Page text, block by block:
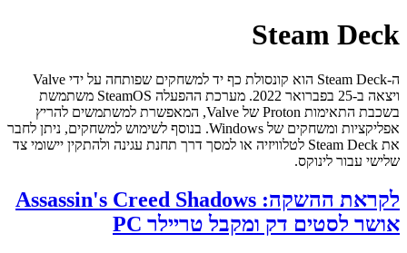
Steam Deck
ה-Steam Deck הוא קונסולת כף יד למשחקים שפותחה על ידי Valve
ויצאה ב-25 בפברואר 2022. מערכת ההפעלה SteamOS משתמשת
בשכבת התאימות Proton של Valve, המאפשרת למשתמשים להריץ
אפליקציות ומשחקים של Windows. בנוסף לשימוש למשחקים, ניתן לחבר
את Steam Deck לטלוויזיה או למסך דרך תחנת עגינה ולהתקין יישומי צד
שלישי עבור לינוקס.
לקראת ההשקה: Assassin's Creed Shadows
אושר לסטים דק ומקבל טריילר PC